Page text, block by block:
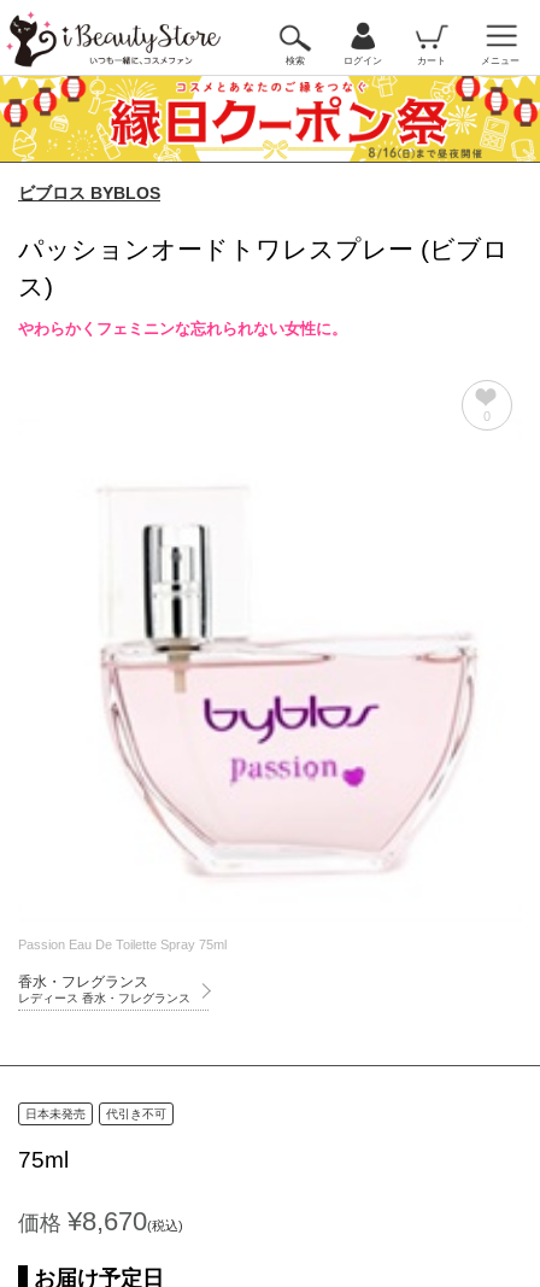
検索 ログイン カート メニュー
ビブロス BYBLOS
パッションオードトワレスプレー (ビブロ
ス)
やわらかくフェミニンな忘れられない女性に。
0
Passion Eau De Toilette Spray 75ml
香水・フレグランス
レディース 香水・フレグランス
日本未発売 代引き不可
75ml
価格 ¥8,670(税込)
お届け予定日